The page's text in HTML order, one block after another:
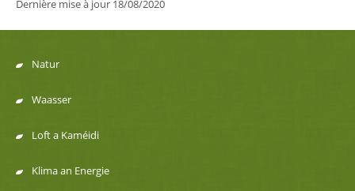
Dernière mise à jour 18/08/2020
Menu
de
navigation
Natur
Waasser
Loft a Kaméidi
Klima an Energie